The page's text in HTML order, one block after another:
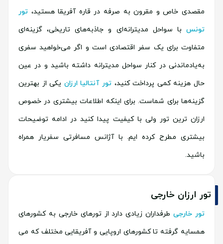
مقصدی خاص و مقرون به صرفه در قاره آفریقا هستید، تور
تونس با سواحل مدیترانه‌ای و جاذبه‌های تاریخی، گزینه‌ای
متفاوت برای یک سفر اقتصادی است و اگر می‌خواهید سفری
به‌یادماندنی در کنار سواحل مدیترانه داشته باشید و در عین
حال هزینه کمی پرداخت کنید، تور آنتالیا ارزان یکی از بهترین
گزینه‌ها برای شماست. برای اینکه اطلاعات بیشتری در خصوص
ارزان ترین تور ولی با کیفیت پیدا کنید در ادامه توضیحات
بیشتری مطرح کرده ایم. با آژانس مسافرتی سفریار همراه
باشید.
تور ارزان خارجی
تور خارجیطرفداران زیادی دارد از تورهای خارجی به کشورهای
همسایه گرفته تا کشورهای اروپایی و آفریقایی مختلف که می